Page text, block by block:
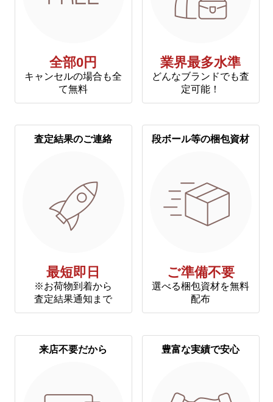
全部0円
キャンセルの場合も全
て無料
業界最多水準
どんなブランドでも査
定可能！
査定結果のご連絡
最短即日
※お荷物到着から
査定結果通知まで
段ボール等の梱包資材
ご準備不要
選べる梱包資材を無料
配布
来店不要だから 豊富な実績で安心